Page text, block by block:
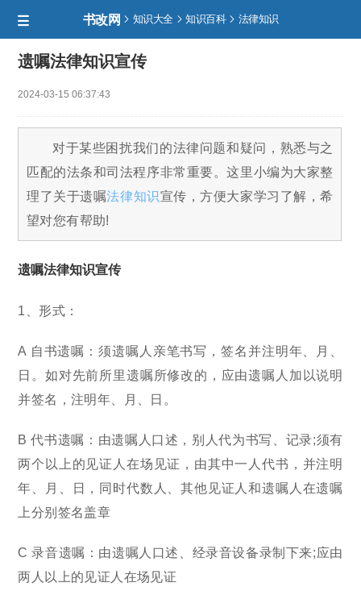
书改网  知识大全 知识百科 法律知识

遗嘱法律知识宣传
2024-03-15 06:37:43
对于某些困扰我们的法律问题和疑问，熟悉与之
匹配的法条和司法程序非常重要。这里小编为大家整
理了关于遗嘱法律知识宣传，方便大家学习了解，希
望对您有帮助!
遗嘱法律知识宣传
1、形式：
A 自书遗嘱：须遗嘱人亲笔书写，签名并注明年、月、
日。如对先前所里遗嘱所修改的，应由遗嘱人加以说明
并签名，注明年、月、日。
B 代书遗嘱：由遗嘱人口述，别人代为书写、记录;须有
两个以上的见证人在场见证，由其中一人代书，并注明
年、月、日，同时代数人、其他见证人和遗嘱人在遗嘱
上分别签名盖章
C 录音遗嘱：由遗嘱人口述、经录音设备录制下来;应由
两人以上的见证人在场见证